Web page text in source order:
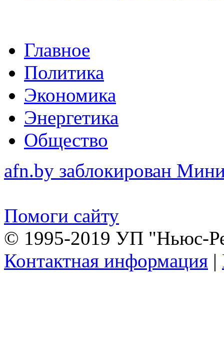
Главное
Политика
Экономика
Энергетика
Общество
afn.by заблокирован
Помоги сайту
© 1995-2019 УП "Ньюс-
Контактная информация |